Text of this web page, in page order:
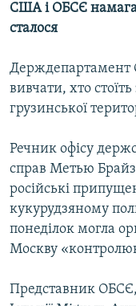
США і ОБСЄ
сталося
Держдепартамент
вивчати, хто
грузинської
Речник офісу
справ Метью
російські
кукурудзяному
понеділок могла
Москву
Представник